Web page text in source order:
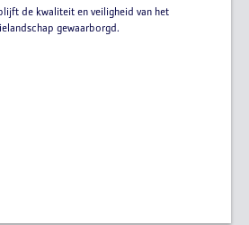
de kwaliteit en veiligheid van het
gewaarborgd.